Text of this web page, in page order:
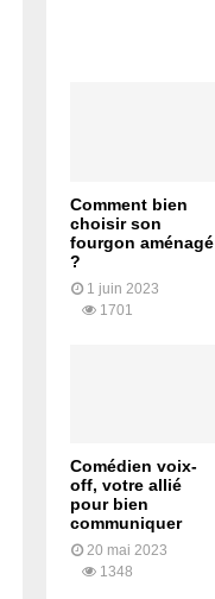
Comment bien
choisir son
fourgon aménagé
?
1 juin 2023
1701
Comédien voix-
off, votre allié
pour bien
communiquer
20 mai 2023
1348